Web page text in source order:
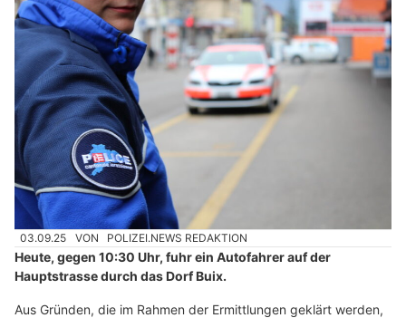
03.09.25 VON POLIZEI.NEWS REDAKTION
Heute, gegen 10:30 Uhr, fuhr ein Autofahrer auf der
Hauptstrasse durch das Dorf Buix.
Aus Gründen, die im Rahmen der Ermittlungen geklärt werden,